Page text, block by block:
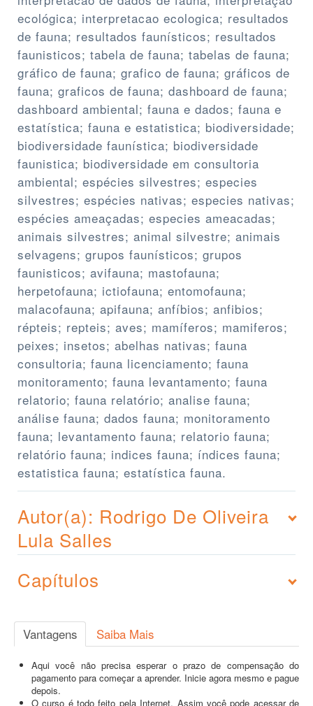
ecológica; interpretacao ecologica; resultados
de fauna; resultados faunísticos; resultados
faunisticos; tabela de fauna; tabelas de fauna;
gráfico de fauna; grafico de fauna; gráficos de
fauna; graficos de fauna; dashboard de fauna;
dashboard ambiental; fauna e dados; fauna e
estatística; fauna e estatistica; biodiversidade;
biodiversidade faunística; biodiversidade
faunistica; biodiversidade em consultoria
ambiental; espécies silvestres; especies
silvestres; espécies nativas; especies nativas;
espécies ameaçadas; especies ameacadas;
animais silvestres; animal silvestre; animais
selvagens; grupos faunísticos; grupos
faunisticos; avifauna; mastofauna;
herpetofauna; ictiofauna; entomofauna;
malacofauna; apifauna; anfíbios; anfibios;
répteis; repteis; aves; mamíferos; mamiferos;
peixes; insetos; abelhas nativas; fauna
consultoria; fauna licenciamento; fauna
monitoramento; fauna levantamento; fauna
relatorio; fauna relatório; analise fauna;
análise fauna; dados fauna; monitoramento
fauna; levantamento fauna; relatorio fauna;
relatório fauna; indices fauna; índices fauna;
estatistica fauna; estatística fauna.
Autor(a): Rodrigo De Oliveira
Lula Salles
Capítulos
Vantagens Saiba Mais
Aqui você não precisa esperar o prazo de compensação do
pagamento para começar a aprender. Inicie agora mesmo e pague
depois.
O curso é todo feito pela Internet. Assim você pode acessar de